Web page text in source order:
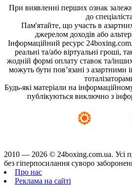
При виявленні перших ознак
до
Пам'ятайте, що участь в
джерелом доходів або
Інформаційний ресурс
реальні та/або віртуальні гроші,
жодній формі оплату ставок та/
можуть бути пов’язані з азартними
Будь-які матеріали на
публікуються виключно з
2010 — 2026 © 24boxing.com.ua. Усi
без гіперпосилання суворо
Про нас
Реклама на сайті